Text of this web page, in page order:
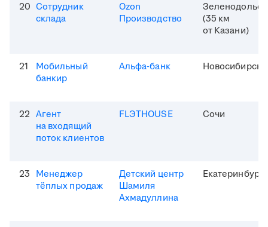
20 Сотрудник
склада
Ozon
Производство
Зеленодольск
(35 км
от Казани)
21
Мобильный
банкир
Альфа-банк Новосибирск
22 Агент
на входящий
поток клиентов
FLЭTHOUSE Сочи
23 Менеджер
тёплых продаж
Детский центр
Шамиля
Ахмадуллина
Екатеринбург